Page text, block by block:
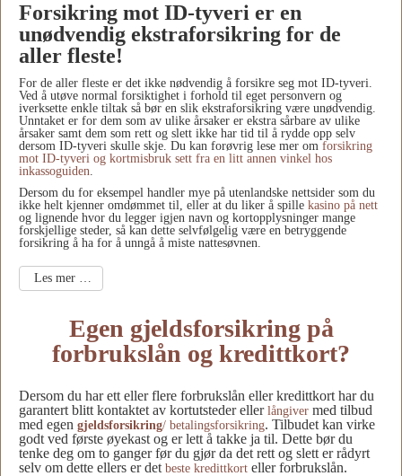
Forsikring mot ID-tyveri er en
unødvendig ekstraforsikring for de
aller fleste!
For de aller fleste er det ikke nødvendig å forsikre seg mot ID-tyveri.
Ved å utøve normal forsiktighet i forhold til eget personvern og
iverksette enkle tiltak så bør en slik ekstraforsikring være unødvendig.
Unntaket er for dem som av ulike årsaker er ekstra sårbare av ulike
årsaker samt dem som rett og slett ikke har tid til å rydde opp selv
dersom ID-tyveri skulle skje. Du kan forøvrig lese mer om forsikring
mot ID-tyveri og kortmisbruk sett fra en litt annen vinkel hos
inkassoguiden.
Dersom du for eksempel handler mye på utenlandske nettsider som du
ikke helt kjenner omdømmet til, eller at du liker å spille kasino på nett
og lignende hvor du legger igjen navn og kortopplysninger mange
forskjellige steder, så kan dette selvfølgelig være en betryggende
forsikring å ha for å unngå å miste nattesøvnen.
Les mer …
Egen gjeldsforsikring på
forbrukslån og kredittkort?
Dersom du har ett eller flere forbrukslån eller kredittkort har du
garantert blitt kontaktet av kortutsteder eller långiver med tilbud
med egen gjeldsforsikring/ betalingsforsikring. Tilbudet kan virke
godt ved første øyekast og er lett å takke ja til. Dette bør du
tenke deg om to ganger før du gjør da det rett og slett er rådyrt
selv om dette ellers er det beste kredittkort eller forbrukslån.